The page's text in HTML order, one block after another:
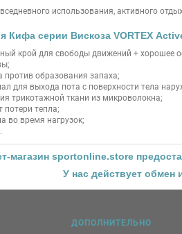
использования, активного
Кифа серии Вискоза VORTEX
крой для свободы движений + хорошее
против образования запаха;
для выхода пота с поверхности тела
трикотажной ткани из микроволокна;
тепла;
во время нагрузок;
магазин sportonline.store
У нас действует обмен
ДОПОЛНИТЕЛЬНО